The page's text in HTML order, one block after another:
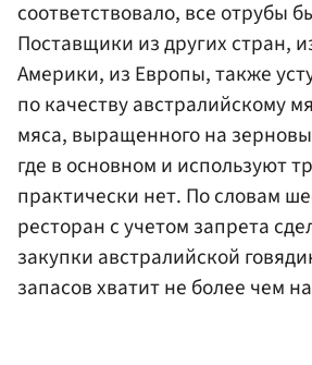
соответствовало, все отрубы
Поставщики из других стран,
Америки, из Европы, также
по качеству австралийскому
мяса, выращенного на
где в основном и используют
практически нет. По словам
ресторан с учетом запрета
закупки австралийской
запасов хватит не более чем